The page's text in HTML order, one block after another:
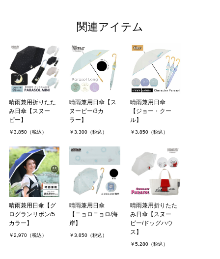
関連アイテム
晴雨兼用折りたた
み日傘【スヌー
ピー】
￥3,850（税込）
晴雨兼用日傘【ス
ヌーピー/3カ
ラー】
￥3,300（税込）
晴雨兼用日傘
【ジョー・クー
ル】
￥3,850（税込）
晴雨兼用日傘【グ
ログランリボン/5
カラー】
￥2,970（税込）
晴雨兼用日傘
【ニョロニョロ/海
岸】
￥3,850（税込）
晴雨兼用折りたた
み日傘【スヌー
ピー/ドッグハウ
ス】
￥5,280（税込）